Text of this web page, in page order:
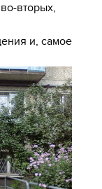
вторых,
и, самое